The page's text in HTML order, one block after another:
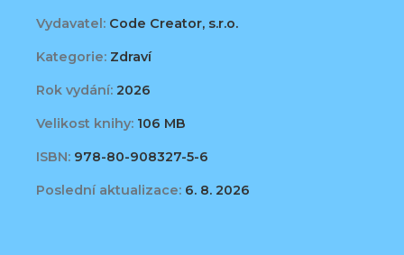
Vydavatel: Code Creator, s.r.o.
Kategorie: Zdraví
Rok vydání: 2026
Velikost knihy: 106 MB
ISBN: 978-80-908327-5-6
Poslední aktualizace: 6. 8. 2026